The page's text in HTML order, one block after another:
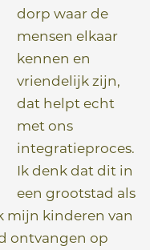
dorp waar de
mensen elkaar
kennen en
vriendelijk zijn,
dat helpt echt
met ons
integratieproces.
Ik denk dat dit in
een grootstad als
mijn kinderen van
ontvangen op